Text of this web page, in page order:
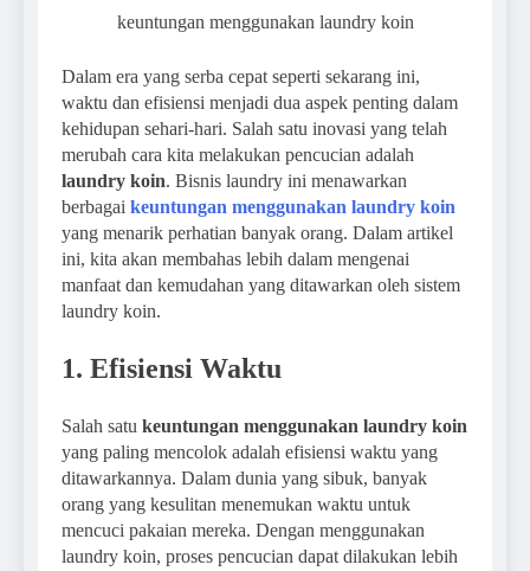
keuntungan menggunakan laundry koin
Dalam era yang serba cepat seperti sekarang ini,
waktu dan efisiensi menjadi dua aspek penting dalam
kehidupan sehari-hari. Salah satu inovasi yang telah
merubah cara kita melakukan pencucian adalah
laundry koin. Bisnis laundry ini menawarkan
berbagai keuntungan menggunakan laundry koin
yang menarik perhatian banyak orang. Dalam artikel
ini, kita akan membahas lebih dalam mengenai
manfaat dan kemudahan yang ditawarkan oleh sistem
laundry koin.
1. Efisiensi Waktu
Salah satu keuntungan menggunakan laundry koin
yang paling mencolok adalah efisiensi waktu yang
ditawarkannya. Dalam dunia yang sibuk, banyak
orang yang kesulitan menemukan waktu untuk
mencuci pakaian mereka. Dengan menggunakan
laundry koin, proses pencucian dapat dilakukan lebih